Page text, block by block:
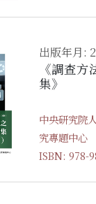
出版年月:
《調查
集》
中央研究院
究專題中心
ISBN: 978-